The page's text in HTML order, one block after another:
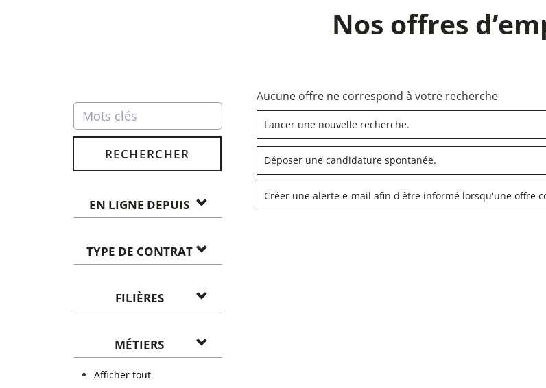
Nos offres
RECHERCHER
EN LIGNE DEPUIS
TYPE DE CONTRAT
FILIÈRES
MÉTIERS
Afficher tout
Aucune offre ne correspond à votre recherche
Lancer une nouvelle recherche.
Déposer une candidature spontanée.
Créer une alerte e-mail afin d'être informé lorsqu'une offre